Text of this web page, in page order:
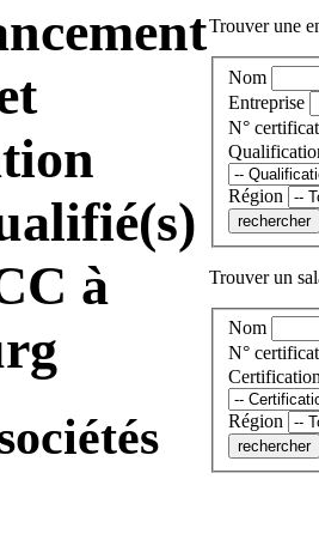
à
Trouver une
Nom
Entreprise
N° certificat
Région
Trouver un
Nom
N° certificat
Région